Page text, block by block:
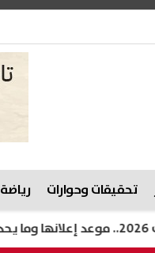
تحقيقات وحوارات رياضة